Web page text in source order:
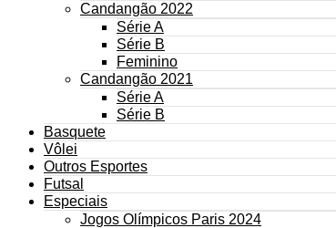
Candangão 2022
Série A
Série B
Feminino
Candangão 2021
Série A
Série B
Basquete
Vôlei
Outros Esportes
Futsal
Especiais
Jogos Olímpicos Paris 2024